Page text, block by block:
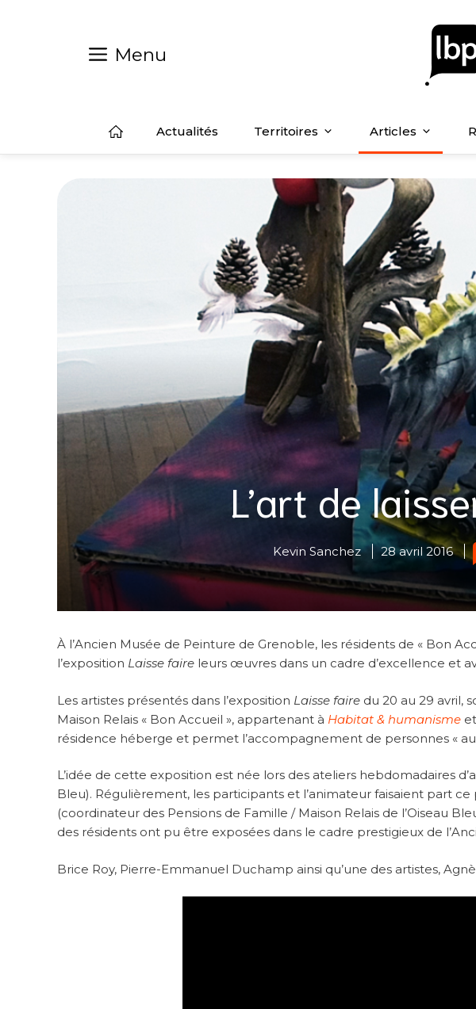
Menu
Actualités Territoires Articles
L’art de
Kevin Sanchez 28 avril 2016
À l’Ancien Musée de Peinture de Grenoble, les résidents de « Bon
l’exposition Laisse faire leurs œuvres dans un cadre d’excellence et
Les artistes présentés dans l’exposition Laisse faire du 20 au 29 avril,
Maison Relais « Bon Accueil », appartenant à Habitat & humanisme
résidence héberge et permet l’accompagnement de personnes «
L’idée de cette exposition est née lors des ateliers hebdomadaires
Bleu). Régulièrement, les participants et l’animateur faisaient part
(coordinateur des Pensions de Famille / Maison Relais de l’Oiseau
des résidents ont pu être exposées dans le cadre prestigieux de
Brice Roy, Pierre-Emmanuel Duchamp ainsi qu’une des artistes,